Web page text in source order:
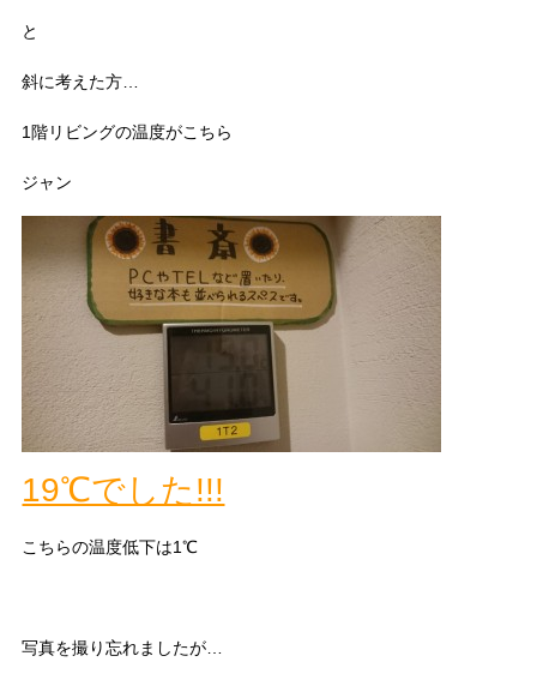
と
斜に考えた方…
1階リビングの温度がこちら
ジャン
19℃でした!!!
こちらの温度低下は1℃
写真を撮り忘れましたが…